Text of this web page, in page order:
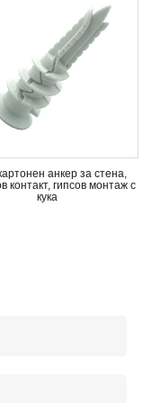
анкер за стена,
контакт, гипсов монтаж с
кука